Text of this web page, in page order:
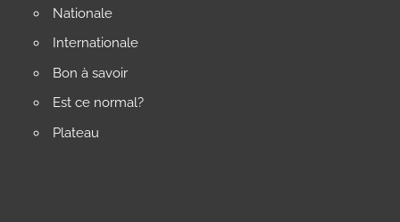
Nationale
Internationale
Bon à savoir
Est ce normal?
Plateau